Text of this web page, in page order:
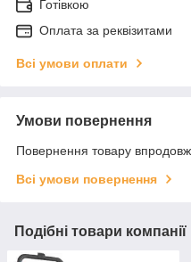
Готівкою
Оплата за реквізитами
Всі умови оплати
Умови повернення
Повернення товару
Всі умови повернення
Подібні товари компанії